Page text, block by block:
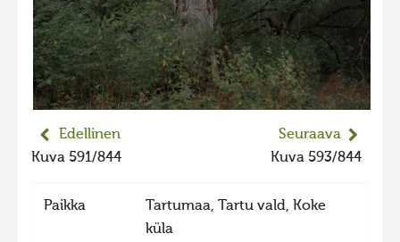
Liikkuvat kuvat 2024
Hiisien kuvakilpailu 2023
2023 kuvakilpailu lisä
Liikkuvat kuvat 2023
Liikkuvat kuvat 2022
Edellinen
Kuva 591/844
Seuraava
Kuva 593/844
Paikka
Tartumaa, Tartu vald, Koke
küla